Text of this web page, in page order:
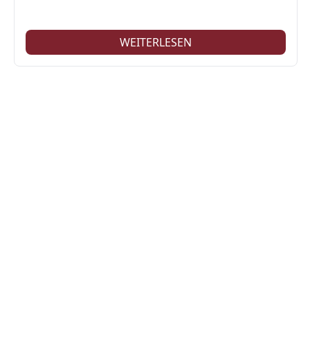
WEITERLESEN